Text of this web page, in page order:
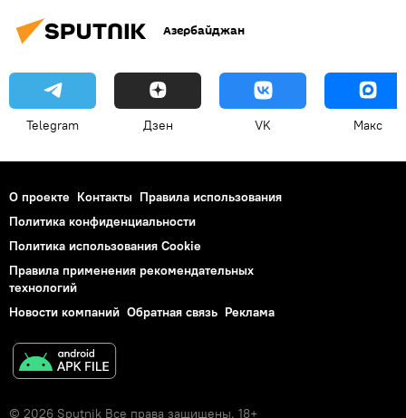
Азербайджан
Telegram Дзен VK Макс
О проекте Контакты Правила использования
Политика конфиденциальности
Политика использования Cookie
Правила применения рекомендательных
технологий
Новости компаний Обратная связь Реклама
© 2026 Sputnik Все права защищены. 18+